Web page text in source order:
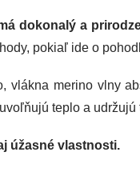
dokonalý a
pokiaľ ide o
vlákna merino vlny
teplo a
úžasné vlastnosti.